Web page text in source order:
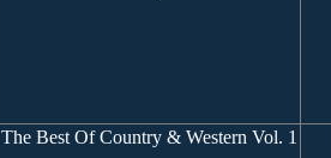
The Best Of Country & Western Vol. 1